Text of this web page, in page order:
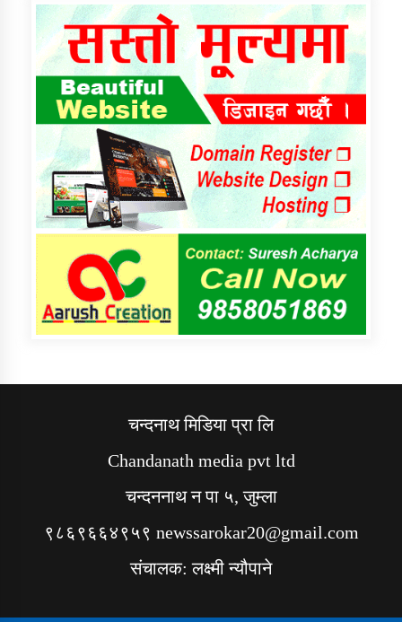
चन्दनाथ मिडिया प्रा लि
Chandanath media pvt ltd
चन्दननाथ न पा ५, जुम्ला
९८६९६६४९५९ newssarokar20@gmail.com
संचालक: लक्ष्मी न्यौपाने